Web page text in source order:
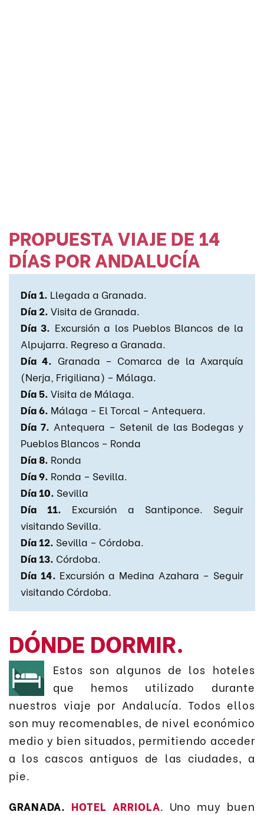
PROPUESTA VIAJE DE 14
DÍAS POR ANDALUCÍA
Día 1. Llegada a Granada.
Día 2. Visita de Granada.
Día 3. Excursión a los Pueblos Blancos de la
Alpujarra. Regreso a Granada.
Día 4. Granada – Comarca de la Axarquía
(Nerja, Frigiliana) – Málaga.
Día 5. Visita de Málaga.
Día 6. Málaga – El Torcal – Antequera.
Día 7. Antequera – Setenil de las Bodegas y
Pueblos Blancos – Ronda
Día 8. Ronda
Día 9. Ronda – Sevilla.
Día 10. Sevilla
Día 11. Excursión a Santiponce. Seguir
visitando Sevilla.
Día 12. Sevilla – Córdoba.
Día 13. Córdoba.
Día 14. Excursión a Medina Azahara – Seguir
visitando Córdoba.
DÓNDE DORMIR.
Estos son algunos de los hoteles
que hemos utilizado durante
nuestros viaje por Andalucía. Todos ellos
son muy recomenables, de nivel económico
medio y bien situados, permitiendo acceder
a los cascos antiguos de las ciudades, a
pie.
GRANADA. HOTEL ARRIOLA. Uno muy buen